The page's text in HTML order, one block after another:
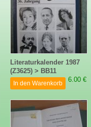
Literaturkalender 1987
(Z3625) > BB11
6.00 €
In den Warenkorb